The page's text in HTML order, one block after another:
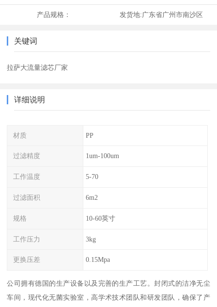
产品规格： 发货地:广东省广州市南沙区
关键词
拉萨大流量滤芯厂家
详细说明
材质 PP
过滤精度 1um-100um
工作温度 5-70
过滤面积 6m2
规格 10-60英寸
工作压力 3kg
更换压差 0.15Mpa
公司拥有德国的生产设备以及完善的生产工艺。封闭式的洁净无尘
车间，现代化无菌实验室，高学术技术团队和研发团队，确保了产